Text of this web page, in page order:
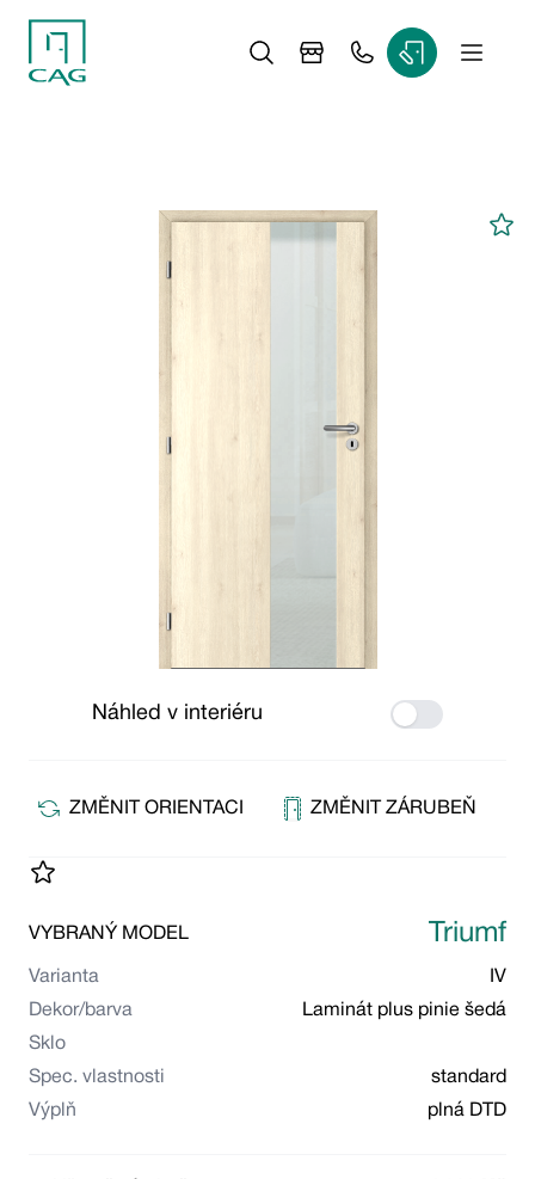
Náhled v interiéru Use setting
ZMĚNIT ORIENTACI ZMĚNIT ZÁRUBEŇ
VYBRANÝ MODEL Triumf
Varianta
IV
Dekor/barva
Laminát plus pinie šedá
Sklo
Spec. vlastnosti
standard
Výplň
plná DTD